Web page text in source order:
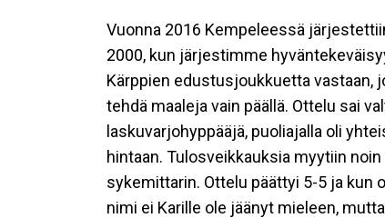
Vuonna 2016 Kempeleessä
2000, kun järjestimme
Kärppien edustusjoukkuetta vastaan,
tehdä maaleja vain päällä. Ottelu sai
laskuvarjohyppääjä, puoliajalla oli
hintaan. Tulosveikkauksia myytiin
sykemittarin. Ottelu päättyi 5-5 ja kun
nimi ei Karille ole jäänyt mieleen,